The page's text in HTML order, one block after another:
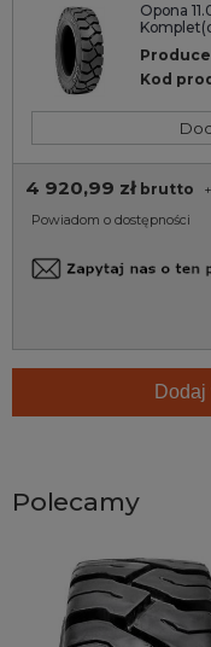
Opona
Kod
4 920,99 zł brutto +
Powiadom o dostępności
Polecamy